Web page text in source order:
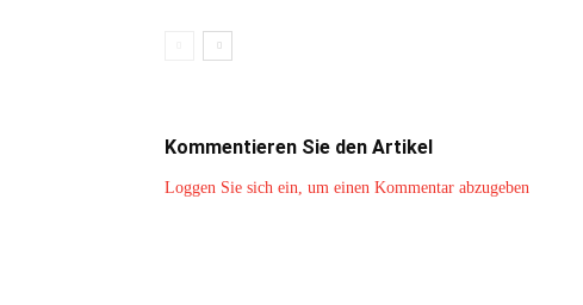
Kommentieren Sie den Artikel
Loggen Sie sich ein, um einen Kommentar abzugeben